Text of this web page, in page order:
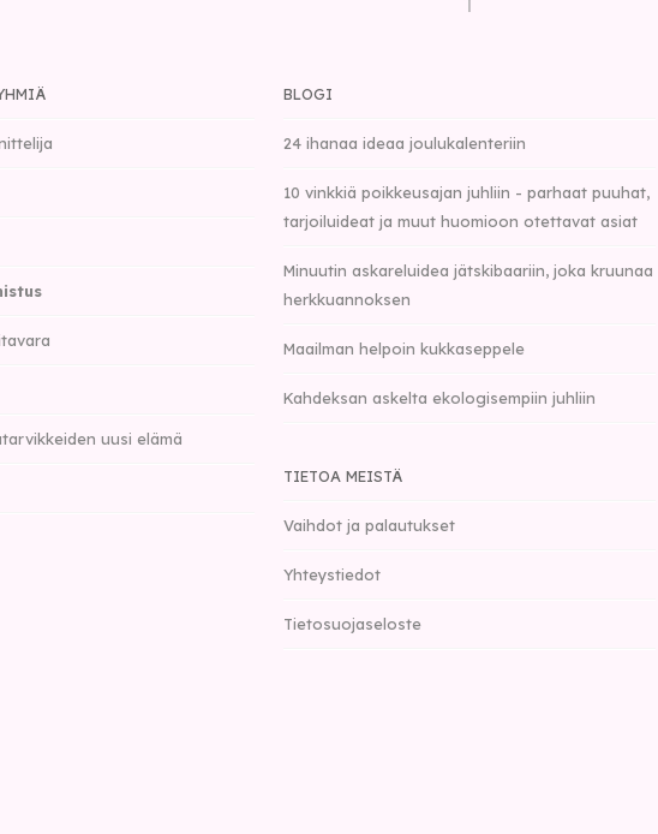
uusi elämä
BLOGI
24 ihanaa ideaa joulukalenteriin
10 vinkkiä poikkeusajan juhliin - parhaat puuhat,
tarjoiluideat ja muut huomioon otettavat asiat
Minuutin askareluidea jätskibaariin, joka kruunaa
herkkuannoksen
Maailman helpoin kukkaseppele
Kahdeksan askelta ekologisempiin juhliin
TIETOA MEISTÄ
Vaihdot ja palautukset
Yhteystiedot
Tietosuojaseloste